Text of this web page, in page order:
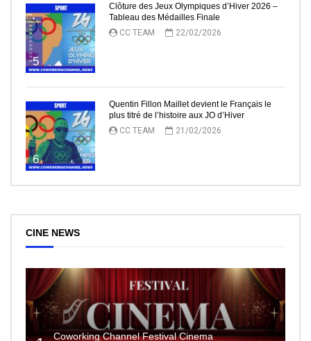
5
Clôture des Jeux Olympiques d’Hiver 2026 –
Tableau des Médailles Finale
CC TEAM
22/02/2026
6
Quentin Fillon Maillet devient le Français le
plus titré de l’histoire aux JO d’Hiver
CC TEAM
21/02/2026
CINE NEWS
Coworking Channel Festival Cinema